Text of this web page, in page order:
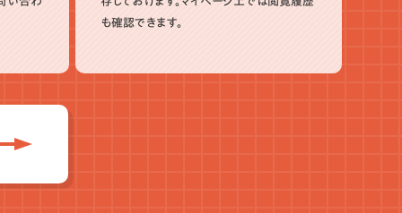
も確認できます。